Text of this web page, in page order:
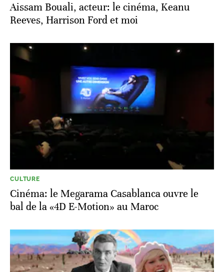
Aissam Bouali, acteur: le cinéma, Keanu
Reeves, Harrison Ford et moi
CULTURE
Cinéma: le Megarama Casablanca ouvre le
bal de la «4D E-Motion» au Maroc